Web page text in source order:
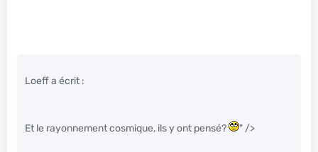
Loeff a écrit :
Et le rayonnement cosmique, ils y ont pensé? " />